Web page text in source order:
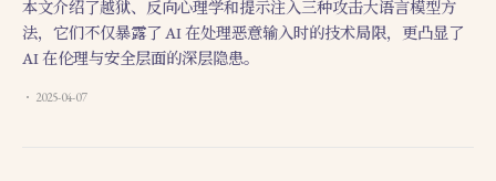
本文介绍了越狱、反向心理学和提示注入三种攻击大语言模型方
法，它们不仅暴露了 AI 在处理恶意输入时的技术局限，更凸显了
AI 在伦理与安全层面的深层隐患。
2025-04-07